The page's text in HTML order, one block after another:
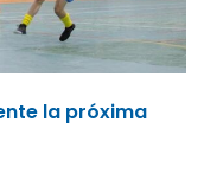
la próxima